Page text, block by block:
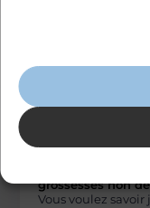
grossesses non
Vous voulez